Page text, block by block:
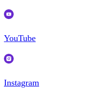
YouTube
Instagram